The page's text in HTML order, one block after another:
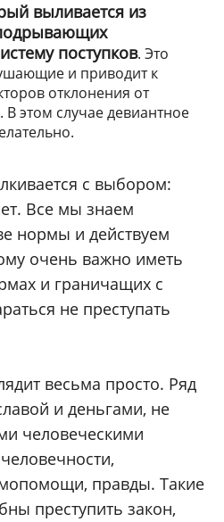
выливается из
поступков. Это
и приводит к
отклонения от
этом случае девиантное
с выбором:
Все мы знаем
нормы и действуем
очень важно иметь
и граничащих с
не преступать
весьма просто. Ряд
и деньгами, не
человеческими
правды. Такие
преступить закон,